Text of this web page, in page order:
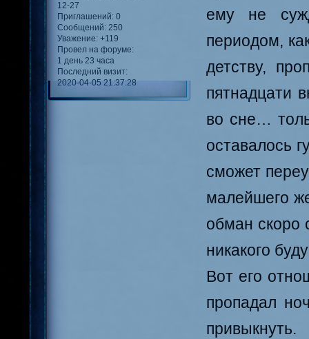
12-27
Приглашений: 0
Сообщений: 250
Уважение: +119
Провел на форуме:
1 день 23 часа
Последний визит:
2020-04-05 21:37:28
ему не
периодом,
детству,
пятнадцати
во сне…
оставалось
сможет
малейшего
обман скоро
никакого
Вот его
пропадал
привыкнуть.